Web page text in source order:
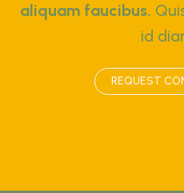
aliquam faucibus.
id
REQUEST